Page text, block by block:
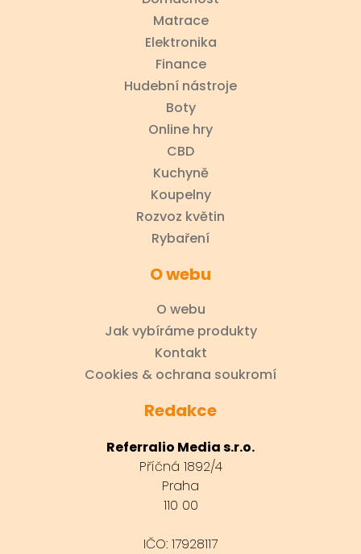
Matrace
Elektronika
Finance
Hudební nástroje
Boty
Online hry
CBD
Kuchyně
Koupelny
Rozvoz květin
Rybaření
O webu
O webu
Jak vybíráme produkty
Kontakt
Cookies & ochrana soukromí
Redakce
Referralio Media s.r.o.
Příčná 1892/4
Praha
110 00
IČO: 17928117